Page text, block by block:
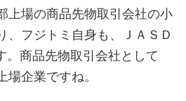
上場の商品先物取引会社の小
、フジトミ自身も、ＪＡＳＤ
。商品先物取引会社として
場企業ですね。